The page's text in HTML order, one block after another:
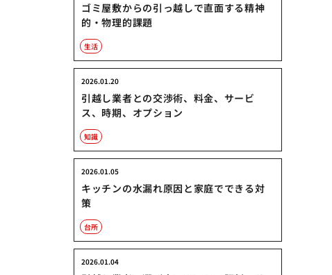
ゴミ屋敷からの引っ越しで直面する精神
的・物理的課題
生活
引越し業者との交渉術、料金、サービ
ス、時期、オプション
2026.01.20
知識
キッチンの水漏れ原因と家庭でできる対
策
2026.01.05
台所
2026.01.04